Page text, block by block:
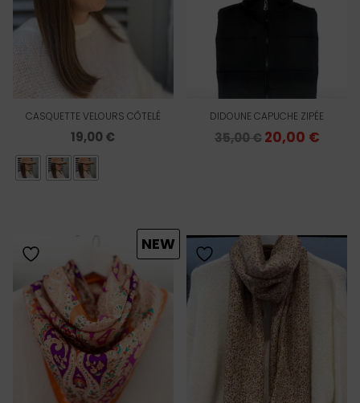
CASQUETTE VELOURS CÔTELÉ
19,00€
DIDOUNE CAPUCHE ZIPÉE
35,00€Le
20,00 €Le
NEW